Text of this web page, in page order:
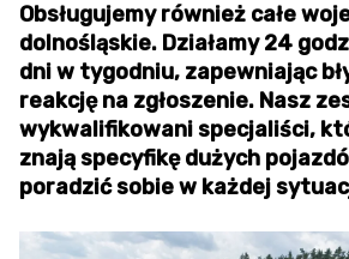
Obsługujemy również całe
dolnośląskie. Działamy 24
dni w tygodniu, zapewniając
reakcję na zgłoszenie. Nasz
wykwalifikowani specjaliści,
znają specyfikę dużych
poradzić sobie w każdej